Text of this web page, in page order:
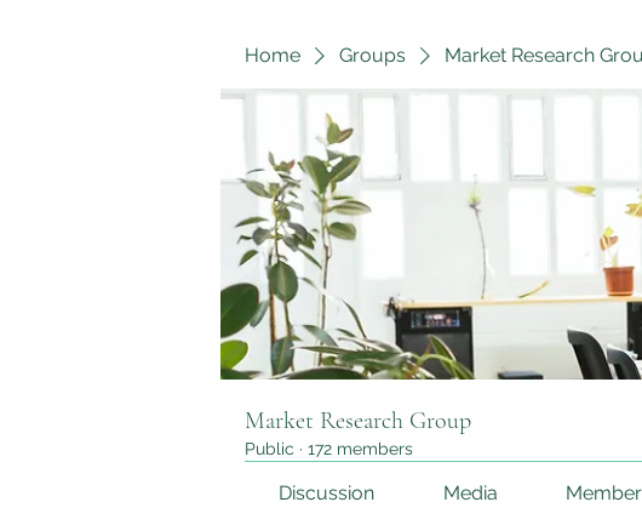
Home Groups Market Research
Market Research Group
Public · 172 members
Discussion Media